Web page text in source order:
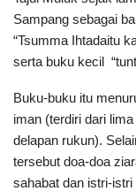
Sampang sebagai
“Tsumma Ihtadaitu
serta buku kecil
Buku-buku itu
iman (terdiri dari
delapan rukun).
tersebut doa-doa
sahabat dan istri-